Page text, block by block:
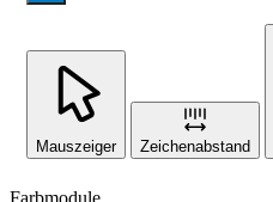
Mauszeiger Zeichenabstand
Farbmodule